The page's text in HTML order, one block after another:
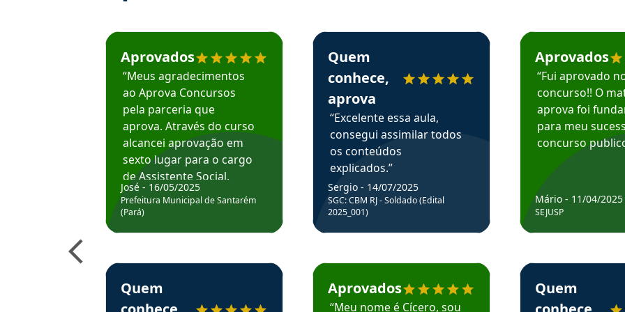
Estudante José recomenda o Aprova Concursos em depoimento
Aprovados
“Meus agradecimentos
ao Aprova Concursos
pela parceria que
aprova. Através do curso
alcancei aprovação em
sexto lugar para o cargo
de Assistente Social.
Hoje estou atuando na
Prefeitura de Santarém.
José - 16/05/2025
Prefeitura Municipal de Santarém
(Pará)
Estudante Elais recomenda o Aprova Concursos em depoimento
Quem
Estudante Sergio recomenda o Aprova Concursos em depoimento
Quem
conhece,
aprova
“Excelente essa aula,
consegui assimilar todos
os conteúdos
explicados.”
Sergio - 14/07/2025
SGC: CBM RJ - Soldado (Edital
2025_001)
Estudante Cicero recomenda o Aprova Concursos em depoimento
Aprovados
“Meu nome é Cícero, sou
Estudante Mário
Aprovados
“Fui aprovado
concurso!! O
aprova foi
para meu
concurso
Mário - 11/04/2025
SEJUSP
Estudante Henrique
Quem